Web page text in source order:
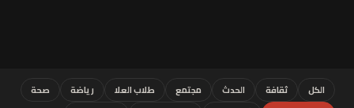
الكل ثقافة الحدث مجتمع طلاب العلا رياضة
صحة